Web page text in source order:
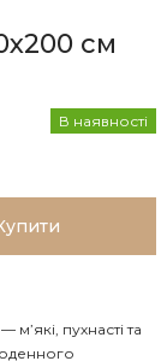
см
В наявності
м’які, пухнасті та